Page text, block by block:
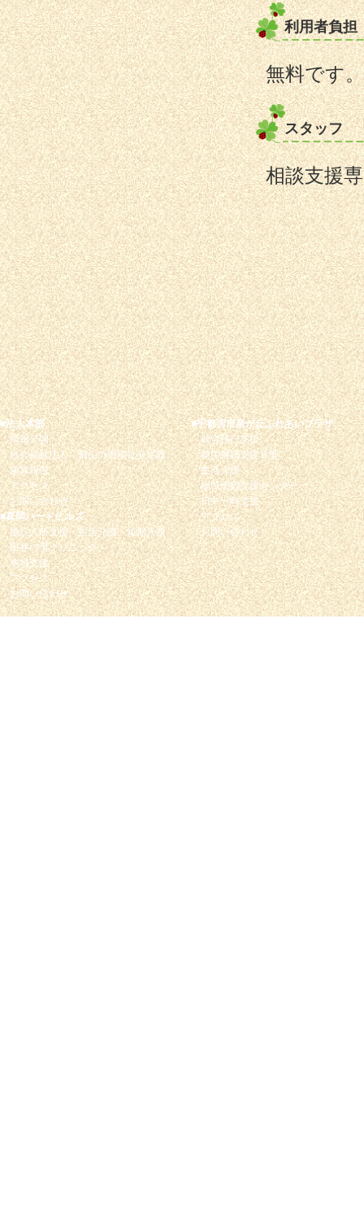
利用者負担
無料です
スタッフ
相談支援
■法人本部
情報公開
社会福祉法人 飛山の里福祉会定款
決算報告
アクセス
お問い合わせ
■真岡ハートヒルズ
施設入所支援・生活介護・短期入所
田井の里クリニック
地域支援
アクセス
お問い合わせ
■宇都宮市泉が丘ふれあいプラザ
就労移行支援
就労継続支援Ｂ型
生活介護
地域活動支援センター
日中一時支援
アクセス
お問い合わせ